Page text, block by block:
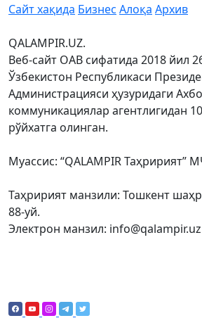
Сайт хақида Бизнес Алоқа Архив
QALAMPIR.UZ.
Веб-сайт ОАВ сифатида 2018 йил
Ўзбекистон Республикаси
Администрацияси ҳузуридаги
коммуникациялар агентлигидан
рўйхатга олинган.
Муассис: “QALAMPIR Таҳририят”
Таҳририят манзили: Тошкент
88-уй.
Электрон манзил: info@qalampir.uz